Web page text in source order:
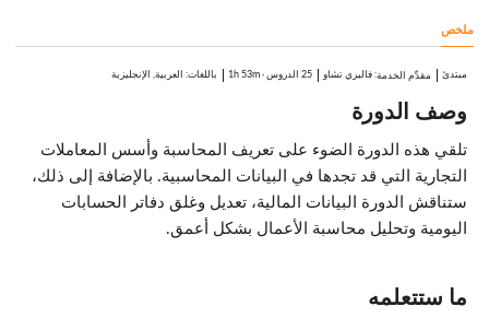
ورقة عمل المحاسب
ورقة عمل المحاسب: بنيتها
ورقة عمل المحاسب: تعديلات (1)
ورقة عمل المحاسب: تعديلات (2)
ورقة عمل المحاسب: تعديلات (3)
2:12
ورقة عمل المحاسب: تعديلات (4)
3:06
ورقة عمل المحاسب: الدخل الصافي
ملخص
مبتدئ مقدِّم الخدمة: فاليري تشاو 25 الدروس ·
1h 53m باللغات: العربية, الإنجليزية
وصف الدورة
تلقي هذه الدورة الضوء على تعريف المحاسبة وأسس المعاملات
التجارية التي قد تجدها في البيانات المحاسبية. بالإضافة إلى ذلك،
ستناقش الدورة البيانات المالية، تعديل وغلق دفاتر الحسابات
اليومية وتحليل محاسبة الأعمال بشكل أعمق.
ما ستتعلمه